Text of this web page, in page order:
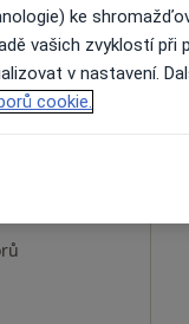
ke
vašich zvyklostí při
v nastavení.
cookie.